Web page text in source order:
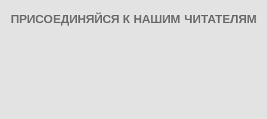
ПРИСОЕДИНЯЙСЯ К НАШИМ ЧИТАТЕЛЯМ